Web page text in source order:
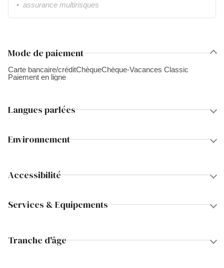
• assurance multirisques
Mode de paiement
Carte bancaire/créditChèqueChèque-Vacances Classic
Paiement en ligne
Langues parlées
Environnement
Accessibilité
Services & Equipements
Tranche d'âge